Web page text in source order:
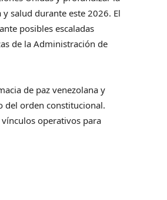
salud durante este 2026. El
posibles escaladas
de la Administración de
de paz venezolana y
del orden constitucional.
operativos para